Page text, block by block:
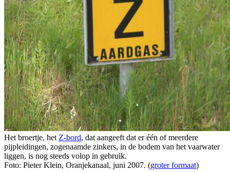
Het broertje, het Z-bord, dat aangeeft dat er één of meerdere
pijpleidingen, zogenaamde zinkers, in de bodem van het vaarwater
liggen, is nog steeds volop in gebruik.
Foto: Pieter Klein, Oranjekanaal, juni 2007. (groter formaat)